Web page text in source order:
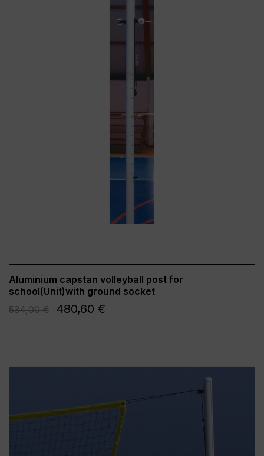
Aluminium capstan volleyball post for
school(Unit)with ground socket
534,00 € 480,60 €